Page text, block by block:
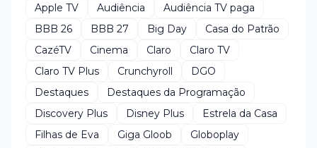
Apple TV Audiência
Audiência TV paga
BBB 26
BBB 27 Big Day
Casa do Patrão
CazéTV
Cinema Claro
Claro TV
Claro TV Plus
Crunchyroll
DGO
Destaques
Destaques da Programação
Discovery Plus
Disney Plus
Estrela da Casa
Filhas de Eva
Giga Gloob
Globoplay